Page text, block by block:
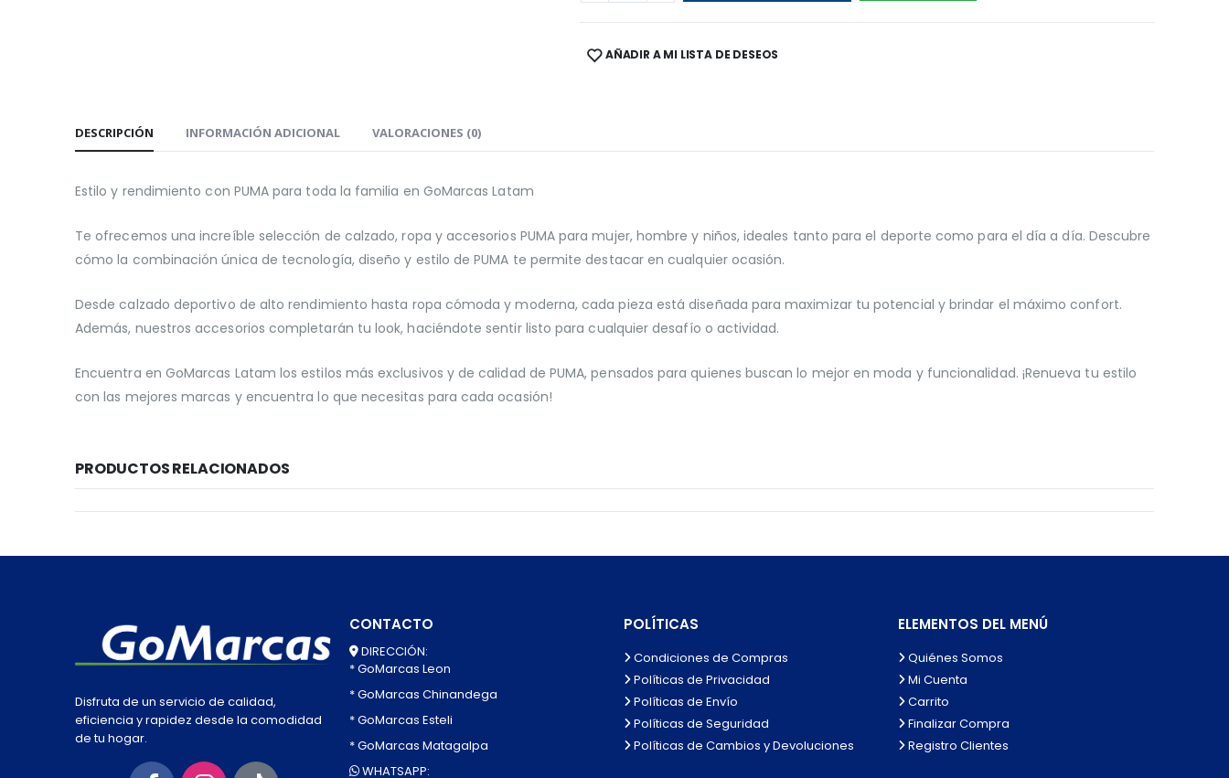
SHARE:AÑADIR A MI LISTA DE DESEOS
DESCRIPCIÓN INFORMACIÓN ADICIONAL VALORACIONES (0)
Estilo y rendimiento con PUMA para toda la familia en GoMarcas Latam
Te ofrecemos una increíble selección de calzado, ropa y accesorios PUMA para mujer, hombre y niños, ideales tanto para el deporte como para el día a día. Descubre
cómo la combinación única de tecnología, diseño y estilo de PUMA te permite destacar en cualquier ocasión.
Desde calzado deportivo de alto rendimiento hasta ropa cómoda y moderna, cada pieza está diseñada para maximizar tu potencial y brindar el máximo confort.
Además, nuestros accesorios completarán tu look, haciéndote sentir listo para cualquier desafío o actividad.
Encuentra en GoMarcas Latam los estilos más exclusivos y de calidad de PUMA, pensados para quienes buscan lo mejor en moda y funcionalidad. ¡Renueva tu estilo
con las mejores marcas y encuentra lo que necesitas para cada ocasión!
PRODUCTOS RELACIONADOS
Disfruta de un servicio de calidad,
eficiencia y rapidez desde la comodidad
de tu hogar.
CONTACTO
DIRECCIÓN:
* GoMarcas Leon
* GoMarcas Chinandega
* GoMarcas Esteli
* GoMarcas Matagalpa
WHATSAPP:
POLÍTICAS
Condiciones de Compras
Políticas de Privacidad
Políticas de Envío
Políticas de Seguridad
Políticas de Cambios y Devoluciones
ELEMENTOS DEL MENÚ
Quiénes Somos
Mi Cuenta
Carrito
Finalizar Compra
Registro Clientes